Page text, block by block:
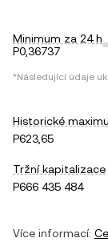
Minimum za 24 h
P0,36737
*Následující údaje
Historické
P623,65
Tržní kapitalizace
P666 435 484
Více informací: